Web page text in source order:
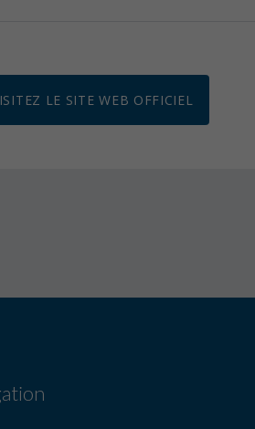
LE SITE WEB OFFICIEL